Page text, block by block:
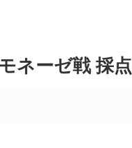
ネーゼ戦 採点